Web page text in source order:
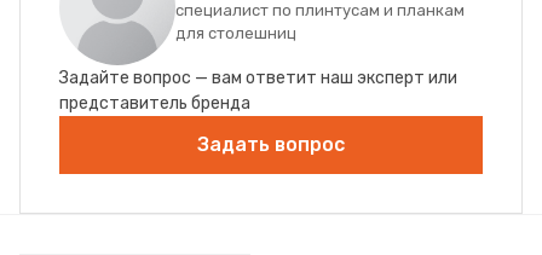
специалист по плинтусам и планкам
для столешниц
Задайте вопрос — вам ответит наш эксперт или
представитель бренда
Задать вопрос